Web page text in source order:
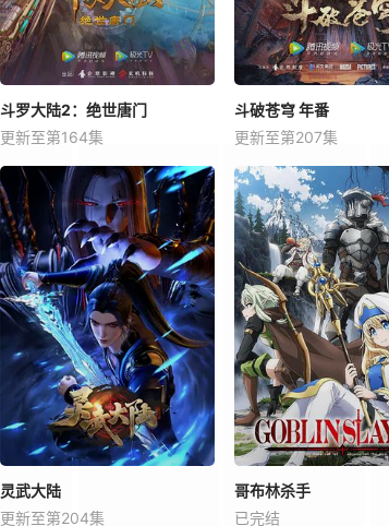
斗罗大陆2：绝世唐门
更新至第164集
斗破苍穹 年番
更新至第207集
灵武大陆
更新至第204集
哥布林杀手
已完结